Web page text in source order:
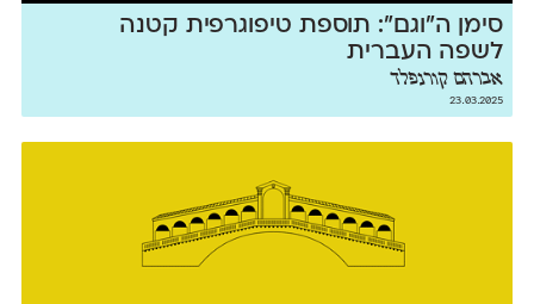
סימן ה״וגם״: תוספת טיפוגרפית קטנה
לשפה העברית
אברהם קורנפלד
23.03.2025